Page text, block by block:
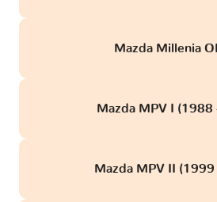
Mazda Millenia
Mazda MPV I (1988
Mazda MPV II